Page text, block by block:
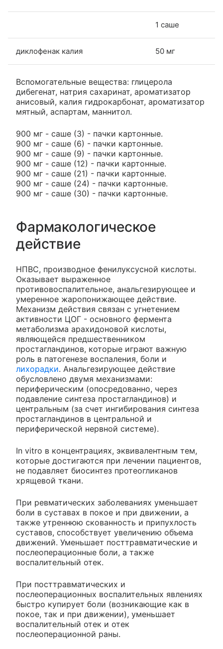
1 саше
диклофенак калия 50 мг
Вспомогательные вещества: глицерола
дибегенат, натрия сахаринат, ароматизатор
анисовый, калия гидрокарбонат, ароматизатор
мятный, аспартам, маннитол.
900 мг - саше (3) - пачки картонные.
900 мг - саше (6) - пачки картонные.
900 мг - саше (9) - пачки картонные.
900 мг - саше (12) - пачки картонные.
900 мг - саше (21) - пачки картонные.
900 мг - саше (24) - пачки картонные.
900 мг - саше (30) - пачки картонные.
Фармакологическое
действие
НПВС, производное фенилуксусной кислоты.
Оказывает выраженное
противовоспалительное, анальгезирующее и
умеренное жаропонижающее действие.
Механизм действия связан с угнетением
активности ЦОГ - основного фермента
метаболизма арахидоновой кислоты,
являющейся предшественником
простагландинов, которые играют важную
роль в патогенезе воспаления, боли и
лихорадки. Анальгезирующее действие
обусловлено двумя механизмами:
периферическим (опосредованно, через
подавление синтеза простагландинов) и
центральным (за счет ингибирования синтеза
простагландинов в центральной и
периферической нервной системе).
In vitro в концентрациях, эквивалентным тем,
которые достигаются при лечении пациентов,
не подавляет биосинтез протеогликанов
хрящевой ткани.
При ревматических заболеваниях уменьшает
боли в суставах в покое и при движении, а
также утреннюю скованность и припухлость
суставов, способствует увеличению объема
движений. Уменьшает посттравматические и
послеоперационные боли, а также
воспалительный отек.
При посттравматических и
послеоперационных воспалительных явлениях
быстро купирует боли (возникающие как в
покое, так и при движении), уменьшает
воспалительный отек и отек
послеоперационной раны.